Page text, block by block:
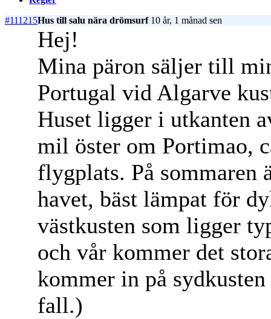
#111215Hus till salu nära drömsurf10 år, 1 månad sen
Hej!
Mina päron säljer till
Portugal vid Algarve
Huset ligger i utkanten
mil öster om Portimao,
flygplats. På sommaren
havet, bäst lämpat för
västkusten som ligger
och vår kommer det
kommer in på
fall.)